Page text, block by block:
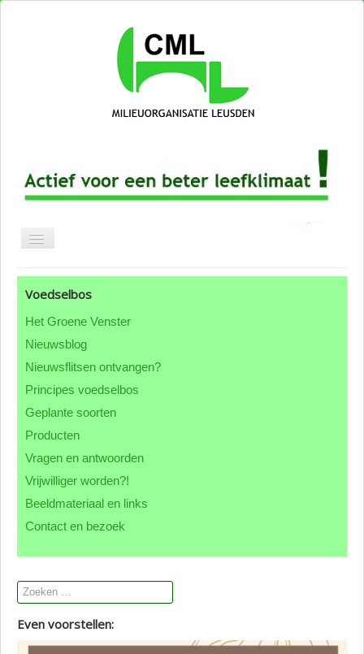
Blog CML
ANBI
Contact CML
Voedselbos
Het Groene Venster
Nieuwsblog
Nieuwsflitsen ontvangen?
Principes voedselbos
Geplante soorten
Producten
Vragen en antwoorden
Vrijwilliger worden?!
Beeldmateriaal en links
Contact en bezoek
Even voorstellen: